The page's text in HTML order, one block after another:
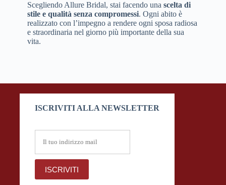
Scegliendo Allure Bridal, stai facendo una scelta di
stile e qualità senza compromessi. Ogni abito è
realizzato con l’impegno a rendere ogni sposa radiosa
e straordinaria nel giorno più importante della sua
vita.
ISCRIVITI ALLA NEWSLETTER